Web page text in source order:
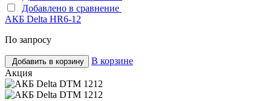
Добавлено в сравнение
АКБ Delta HR6-12
По запросу
Добавить в корзину
В корзине
Акция